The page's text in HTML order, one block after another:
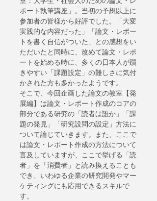
ポート執筆講座」。当初の予想以上に
参加者の皆様から好評でした。「大変
実践的な内容だった」「論文・レポー
トを書く自信がついた」との感想をい
ただいたと同時に、改めて論文・レポ
ートを始める時に、多くの日本人が躓
きやすい「課題設定」の難しさに気付
かされた方も多かったようです。
そこで、今回企画した論文の教室【発
展編】は論文・レポート作成のコアの
部分である研究の「読者は誰か」「課
題の発見」「研究設問の設定」方法に
ついて論じていきます。また、ここで
は論文・レポート作成の方法について
言及していますが、ここで挙げる「読
者」を「消費者」と読み換えることも
でき、いわゆる企業の研究開発やマー
ケティングにも応用できるスキルで
す。